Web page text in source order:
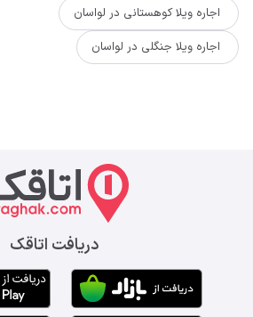
اجاره ویلا کوهستانی در لواسان
اجاره ویلا جنگلی در لواسان
دریافت اتاقک